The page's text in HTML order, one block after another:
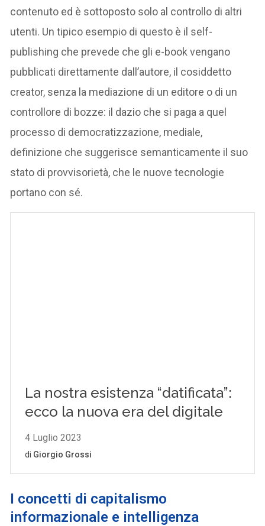
contenuto ed è sottoposto solo al controllo di altri
utenti. Un tipico esempio di questo è il self-
publishing che prevede che gli e-book vengano
pubblicati direttamente dall’autore, il cosiddetto
creator, senza la mediazione di un editore o di un
controllore di bozze: il dazio che si paga a quel
processo di democratizzazione, mediale,
definizione che suggerisce semanticamente il suo
stato di provvisorietà, che le nuove tecnologie
portano con sé.
I concetti di capitalismo
informazionale e intelligenza